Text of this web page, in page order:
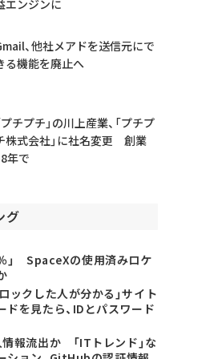
エンジンに
、他社メアドを送信元にで
る機能を廃止へ
プチプチ」の川上産業、「プチプ
株式会社」に社名変更 創業
年で
グ
」 SpaceXの使用済みロケ
ックした人が分かる」サイト
を見たら、IDとパスワード
報流出か 「ITトレンド」な